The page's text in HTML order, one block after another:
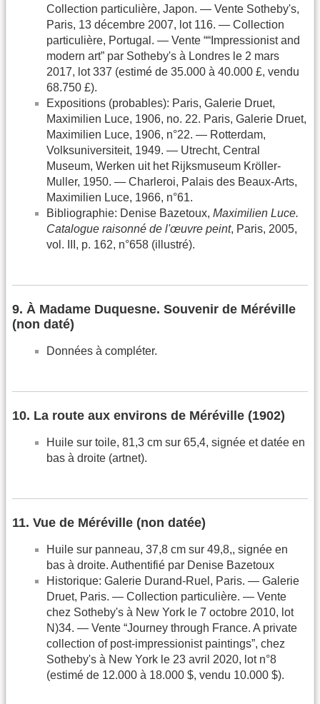
Collection particulière, Japon. — Vente Sotheby's,
Paris, 13 décembre 2007, lot 116. — Collection
particulière, Portugal. — Vente ““Impressionist and
modern art” par Sotheby's à Londres le 2 mars
2017, lot 337 (estimé de 35.000 à 40.000 £, vendu
68.750 £).
Expositions (probables): Paris, Galerie Druet,
Maximilien Luce, 1906, no. 22. Paris, Galerie Druet,
Maximilien Luce, 1906, n°22. — Rotterdam,
Volksuniversiteit, 1949. — Utrecht, Central
Museum, Werken uit het Rijksmuseum Kröller-
Muller, 1950. — Charleroi, Palais des Beaux-Arts,
Maximilien Luce, 1966, n°61.
Bibliographie: Denise Bazetoux, Maximilien Luce.
Catalogue raisonné de l'œuvre peint, Paris, 2005,
vol. III, p. 162, n°658 (illustré).
9. À Madame Duquesne. Souvenir de Méréville
(non daté)
Données à compléter.
10. La route aux environs de Méréville (1902)
Huile sur toile, 81,3 cm sur 65,4, signée et datée en
bas à droite (artnet).
11. Vue de Méréville (non datée)
Huile sur panneau, 37,8 cm sur 49,8,, signée en
bas à droite. Authentifié par Denise Bazetoux
Historique: Galerie Durand-Ruel, Paris. — Galerie
Druet, Paris. — Collection particulière. — Vente
chez Sotheby's à New York le 7 octobre 2010, lot
N)34. — Vente “Journey through France. A private
collection of post-impressionist paintings”, chez
Sotheby's à New York le 23 avril 2020, lot n°8
(estimé de 12.000 à 18.000 $, vendu 10.000 $).